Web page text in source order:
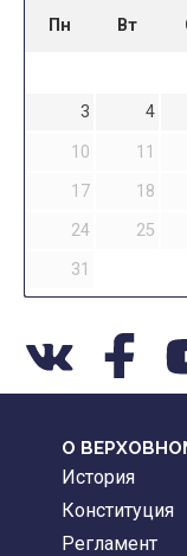
Пн Вт
3
4
10
11
17
18
24
25
31
О
История
Конституция
Регламент